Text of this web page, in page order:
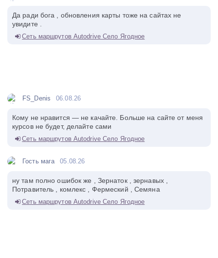
Да ради бога , обновления карты тоже на сайтах не
увидите .
Сеть маршрутов Autodrive Село Ягодное
FS_Denis 06.08.26
Кому не нравится — не качайте. Больше на сайте от меня
курсов не будет, делайте сами
Сеть маршрутов Autodrive Село Ягодное
Гость мага 05.08.26
ну там полно ошибок же , Зернаток , зернавых ,
Потравитель , комлекс , Фермеский , Семяна
Сеть маршрутов Autodrive Село Ягодное